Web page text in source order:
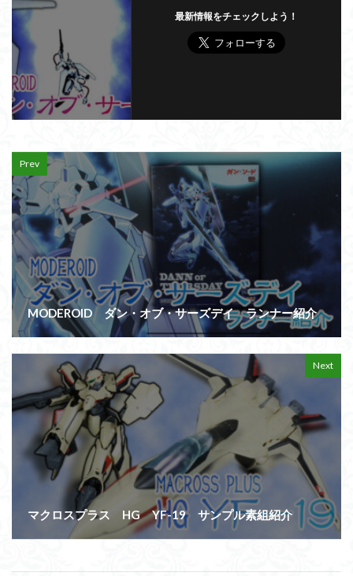
最新情報をチェックしよう！
Prev
MODEROID ダン・オブ・サーズデイ ランナー紹介
Next
マクロスプラス HG YF-19 サンプル素組紹介